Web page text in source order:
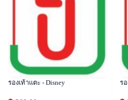
รองเท้าแตะ - Disney ร